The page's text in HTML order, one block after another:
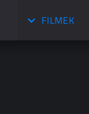
FILMEK